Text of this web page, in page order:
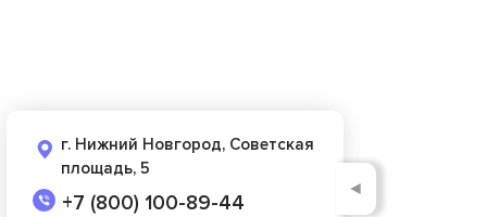
г. Нижний Новгород, Советская
площадь, 5
+7 (800) 100-89-44
◄